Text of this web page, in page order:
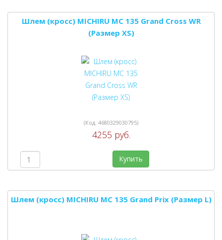
Шлем (кросс) MICHIRU MC 135 Grand Cross WR
(Размер XS)
(Код: 4680329030795)
4255 руб.
Купить
Шлем (кросс) MICHIRU MC 135 Grand Prix (Размер L)